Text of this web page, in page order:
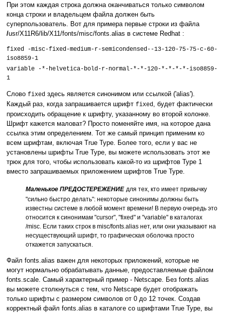
При этом каждая строка должна оканчиваться только символом
конца строки и владельцем файла должен быть
суперпользователь. Вот для примера первые строки из файла
/usr/X11R6/lib/X11/fonts/misc/fonts.alias в системе Redhat :
fixed -misc-fixed-medium-r-semicondensed--13-120-75-75-c-60-
iso8859-1
variable -*-helvetica-bold-r-normal-*-*-120-*-*-*-*-iso8859-
1
Слово fixed здесь является синонимом или ссылкой ('alias').
Каждый раз, когда запрашивается шрифт fixed , будет фактически
происходить обращение к шрифту, указанному во второй колонке.
Шрифт кажется маловат? Просто поменяйте имя, на которое дана
ссылка этим определением. Тот же самый принцип применим ко
всем шрифтам, включая True Type. Более того, если у вас не
установлены шрифты True Type, вы можете использовать этот же
трюк для того, чтобы использовать какой-то из шрифтов Type 1
вместо запрашиваемых приложением шрифтов True Type.
Маленькое ПРЕДОСТЕРЕЖЕНИЕ для тех, кто имеет привычку
"сильно быстро делать": некоторые синонимы должны быть
известны системе в любой момент времени! В первую очередь это
относится к синонимам "cursor", "fixed" и "variable" в каталогах
/misc. Если таких строк в misc/fonts.alias нет, или они указывают на
несуществующий шрифт, то графическая оболочка просто
откажется запускаться.
Файл fonts.alias важен для некоторых приложений, которые не
могут нормально обрабатывать данные, предоставляемые файлом
fonts.scale. Самый характерный пример - Netscape. Без fonts.alias
вы можете столкнуться с тем, что Netscape будет отображать
только шрифты с размером символов от 0 до 12 точек. Создав
корректный файл fonts.alias в каталоге со шрифтами True Type, вы